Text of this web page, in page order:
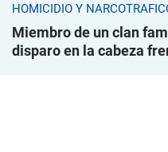
HOMICIDIO Y
Miembro de un clan
disparo en la cabeza